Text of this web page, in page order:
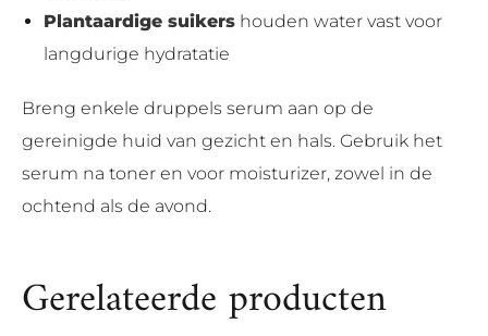
Plantaardige suikers houden water vast voor
langdurige hydratatie
Breng enkele druppels serum aan op de
gereinigde huid van gezicht en hals. Gebruik het
serum na toner en voor moisturizer, zowel in de
ochtend als de avond.
Gerelateerde producten